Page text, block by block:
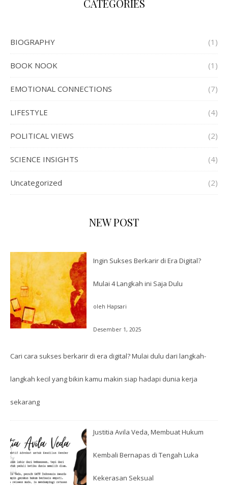
CATEGORIES
BIOGRAPHY (1)
BOOK NOOK (1)
EMOTIONAL CONNECTIONS (7)
LIFESTYLE (4)
POLITICAL VIEWS (2)
SCIENCE INSIGHTS (4)
Uncategorized (2)
NEW POST
Ingin Sukses Berkarir di Era Digital?
Mulai 4 Langkah ini Saja Dulu
oleh Hapsari
Desember 1, 2025
Cari cara sukses berkarir di era digital? Mulai dulu dari langkah-
langkah kecil yang bikin kamu makin siap hadapi dunia kerja
sekarang
Justitia Avila Veda, Membuat Hukum
Kembali Bernapas di Tengah Luka
Kekerasan Seksual